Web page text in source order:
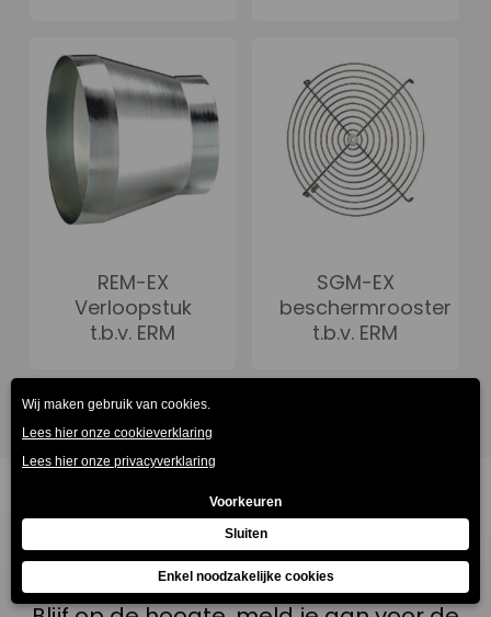
REM-EX
Verloopstuk
t.b.v. ERM
SGM-EX
beschermrooster
t.b.v. ERM